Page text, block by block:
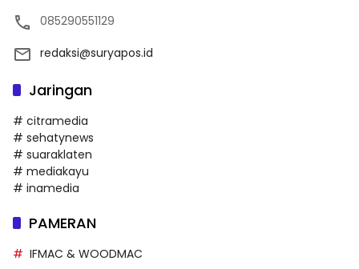
085290551129
redaksi@suryapos.id
Jaringan
# citramedia
# sehatynews
# suaraklaten
# mediakayu
# inamedia
PAMERAN
IFMAC & WOODMAC